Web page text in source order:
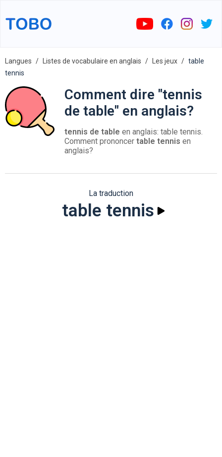
Langues Listes de vocabulaire en anglais Les jeux
table
tennis
Comment dire "tennis
de table" en anglais?
tennis de table en anglais: table tennis.
Comment prononcer table tennis en
anglais?
La traduction
table tennis